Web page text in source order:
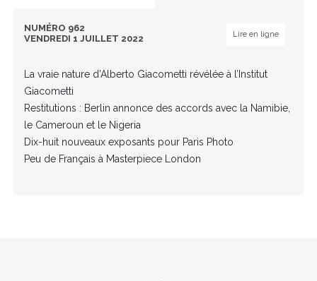
NUMÉRO 962
VENDREDI 1 JUILLET 2022
Lire en ligne
La vraie nature d’Alberto Giacometti révélée à l’Institut
Giacometti
Restitutions : Berlin annonce des accords avec la Namibie,
le Cameroun et le Nigeria
Dix-huit nouveaux exposants pour Paris Photo
Peu de Français à Masterpiece London